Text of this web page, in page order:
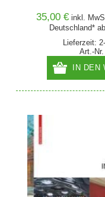
35,00 € inkl.
Deutschland*
Lieferzeit:
Art.-
IN DEN